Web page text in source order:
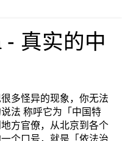
- 真实的中
多怪异的现象，你无法
法 称呼它为「中国特
方官僚，从北京到各个
个口号，就是「依法治